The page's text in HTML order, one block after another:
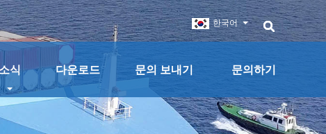
한국어
소식 다운로드 문의 보내기 문의하기